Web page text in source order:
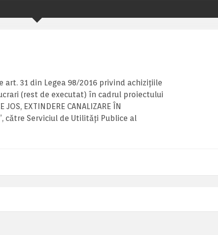
31 din Legea 98/2016 privind achizițiile
(rest de executat) în cadrul proiectului
JOS, EXTINDERE CANALIZARE ÎN
către Serviciul de Utilități Publice al